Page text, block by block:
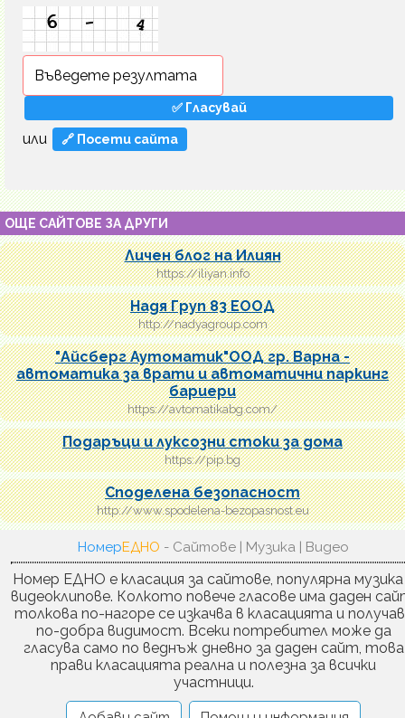
или 🔗 Посети сайта
ОЩЕ САЙТОВЕ ЗА ДРУГИ
Личен блог на Илиян
https://iliyan.info
Надя Груп 83 ЕООД
http://nadyagroup.com
"Айсберг Аутоматик"ООД гр. Варна -
автоматика за врати и автоматични паркинг
бариери
https://avtomatikabg.com/
Подаръци и луксозни стоки за дома
https://pip.bg
Споделена безопасност
http://www.spodelena-bezopasnost.eu
НомерЕДНО - Сайтове | Музика | Видео
Номер ЕДНО е класация за сайтове, популярна музика
видеоклипове. Колкото повече гласове има даден
толкова по-нагоре се изкачва в класацията и
по-добра видимост. Всеки потребител може да
гласува само по веднъж дневно за даден сайт, това
прави класацията реална и полезна за всички
участници.